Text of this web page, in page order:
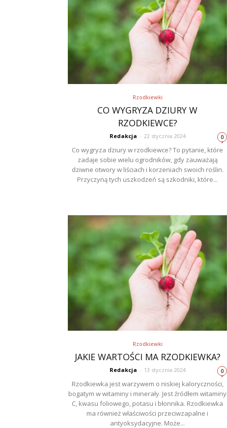
Rzodkiewki
CO WYGRYZA DZIURY W
RZODKIEWCE?
Redakcja - 22 stycznia 2024 0
Co wygryza dziury w rzodkiewce? To pytanie, które
zadaje sobie wielu ogrodników, gdy zauważają
dziwne otwory w liściach i korzeniach swoich roślin.
Przyczyną tych uszkodzeń są szkodniki, które...
Rzodkiewki
JAKIE WARTOŚCI MA RZODKIEWKA?
Redakcja - 13 stycznia 2024 0
Rzodkiewka jest warzywem o niskiej kaloryczności,
bogatym w witaminy i minerały. Jest źródłem witaminy
C, kwasu foliowego, potasu i błonnika. Rzodkiewka
ma również właściwości przeciwzapalne i
antyoksydacyjne. Może...